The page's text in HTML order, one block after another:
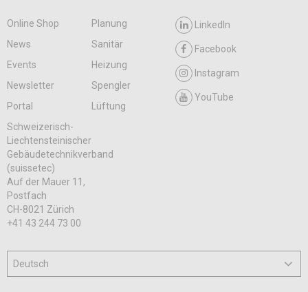
Online Shop
Planung
News
Sanitär
Events
Heizung
Newsletter
Spengler
Portal
Lüftung
LinkedIn
Facebook
Instagram
YouTube
Schweizerisch-
Liechtensteinischer
Gebäudetechnikverband
(suissetec)
Auf der Mauer 11,
Postfach
CH-8021 Zürich
+41 43 244 73 00